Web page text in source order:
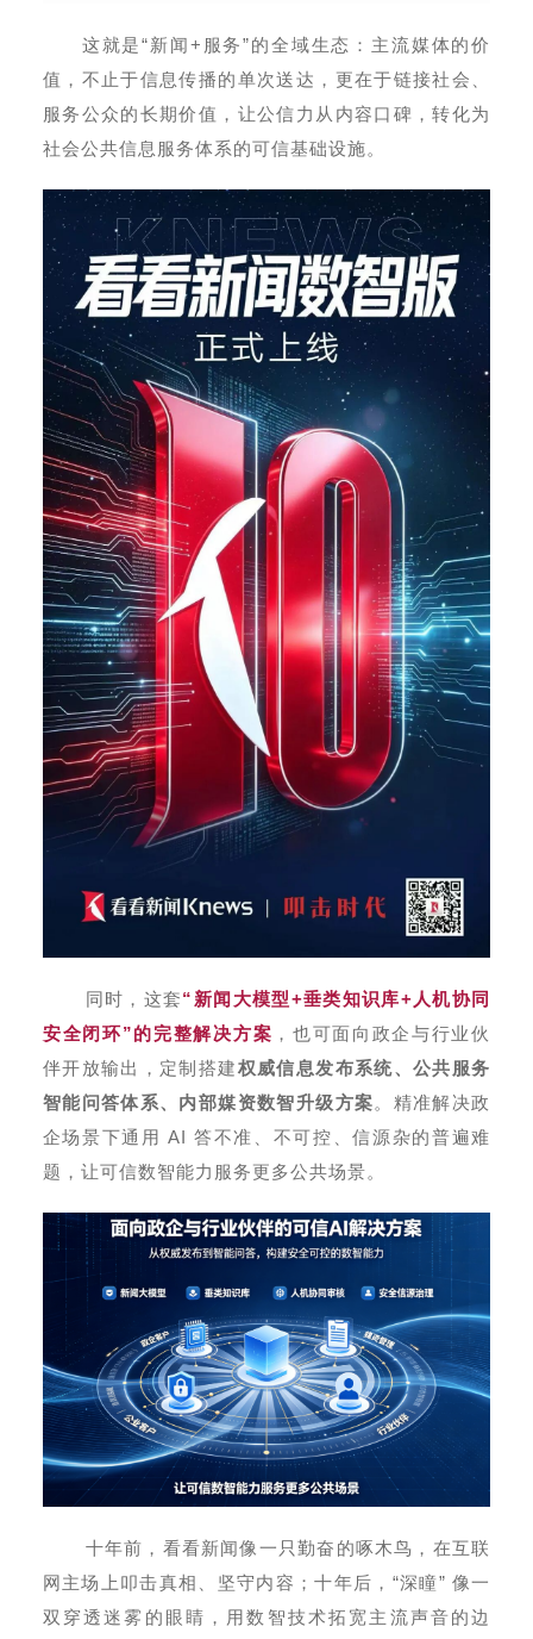
这就是“新闻+服务”的全域生态：主流媒体的价
值，不止于信息传播的单次送达，更在于链接社会、
服务公众的长期价值，让公信力从内容口碑，转化为
社会公共信息服务体系的可信基础设施。
同时，这套“新闻大模型+垂类知识库+人机协同
安全闭环”的完整解决方案 ，也可面向政企与行业伙
伴开放输出，定制搭建权威信息发布系统、公共服务
智能问答体系、内部媒资数智升级方案。精准解决政
企场景下通用 AI 答不准、不可控、信源杂的普遍难
题，让可信数智能力服务更多公共场景。
十年前，看看新闻像一只勤奋的啄木鸟，在互联
网主场上叩击真相、坚守内容；十年后，“深瞳” 像一
双穿透迷雾的眼睛，用数智技术拓宽主流声音的边